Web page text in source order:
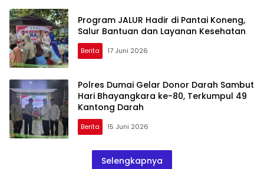
Program JALUR Hadir di Pantai Koneng,
Salur Bantuan dan Layanan Kesehatan
Berita 17 Juni 2026
Polres Dumai Gelar Donor Darah Sambut
Hari Bhayangkara ke-80, Terkumpul 49
Kantong Darah
Berita 15 Juni 2026
Selengkapnya